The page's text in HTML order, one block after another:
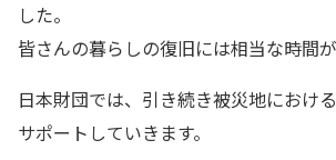
した。
皆さんの暮らしの復旧には相当な時間が
日本財団では、引き続き被災地におけ
サポートしていきます。